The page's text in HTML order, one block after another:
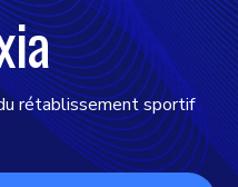
rétablissement sportif